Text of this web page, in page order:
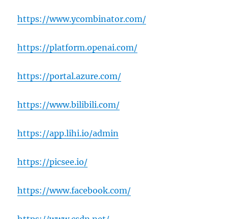
https://www.ycombinator.com/
https://platform.openai.com/
https://portal.azure.com/
https://www.bilibili.com/
https://app.lihi.io/admin
https://picsee.io/
https://www.facebook.com/